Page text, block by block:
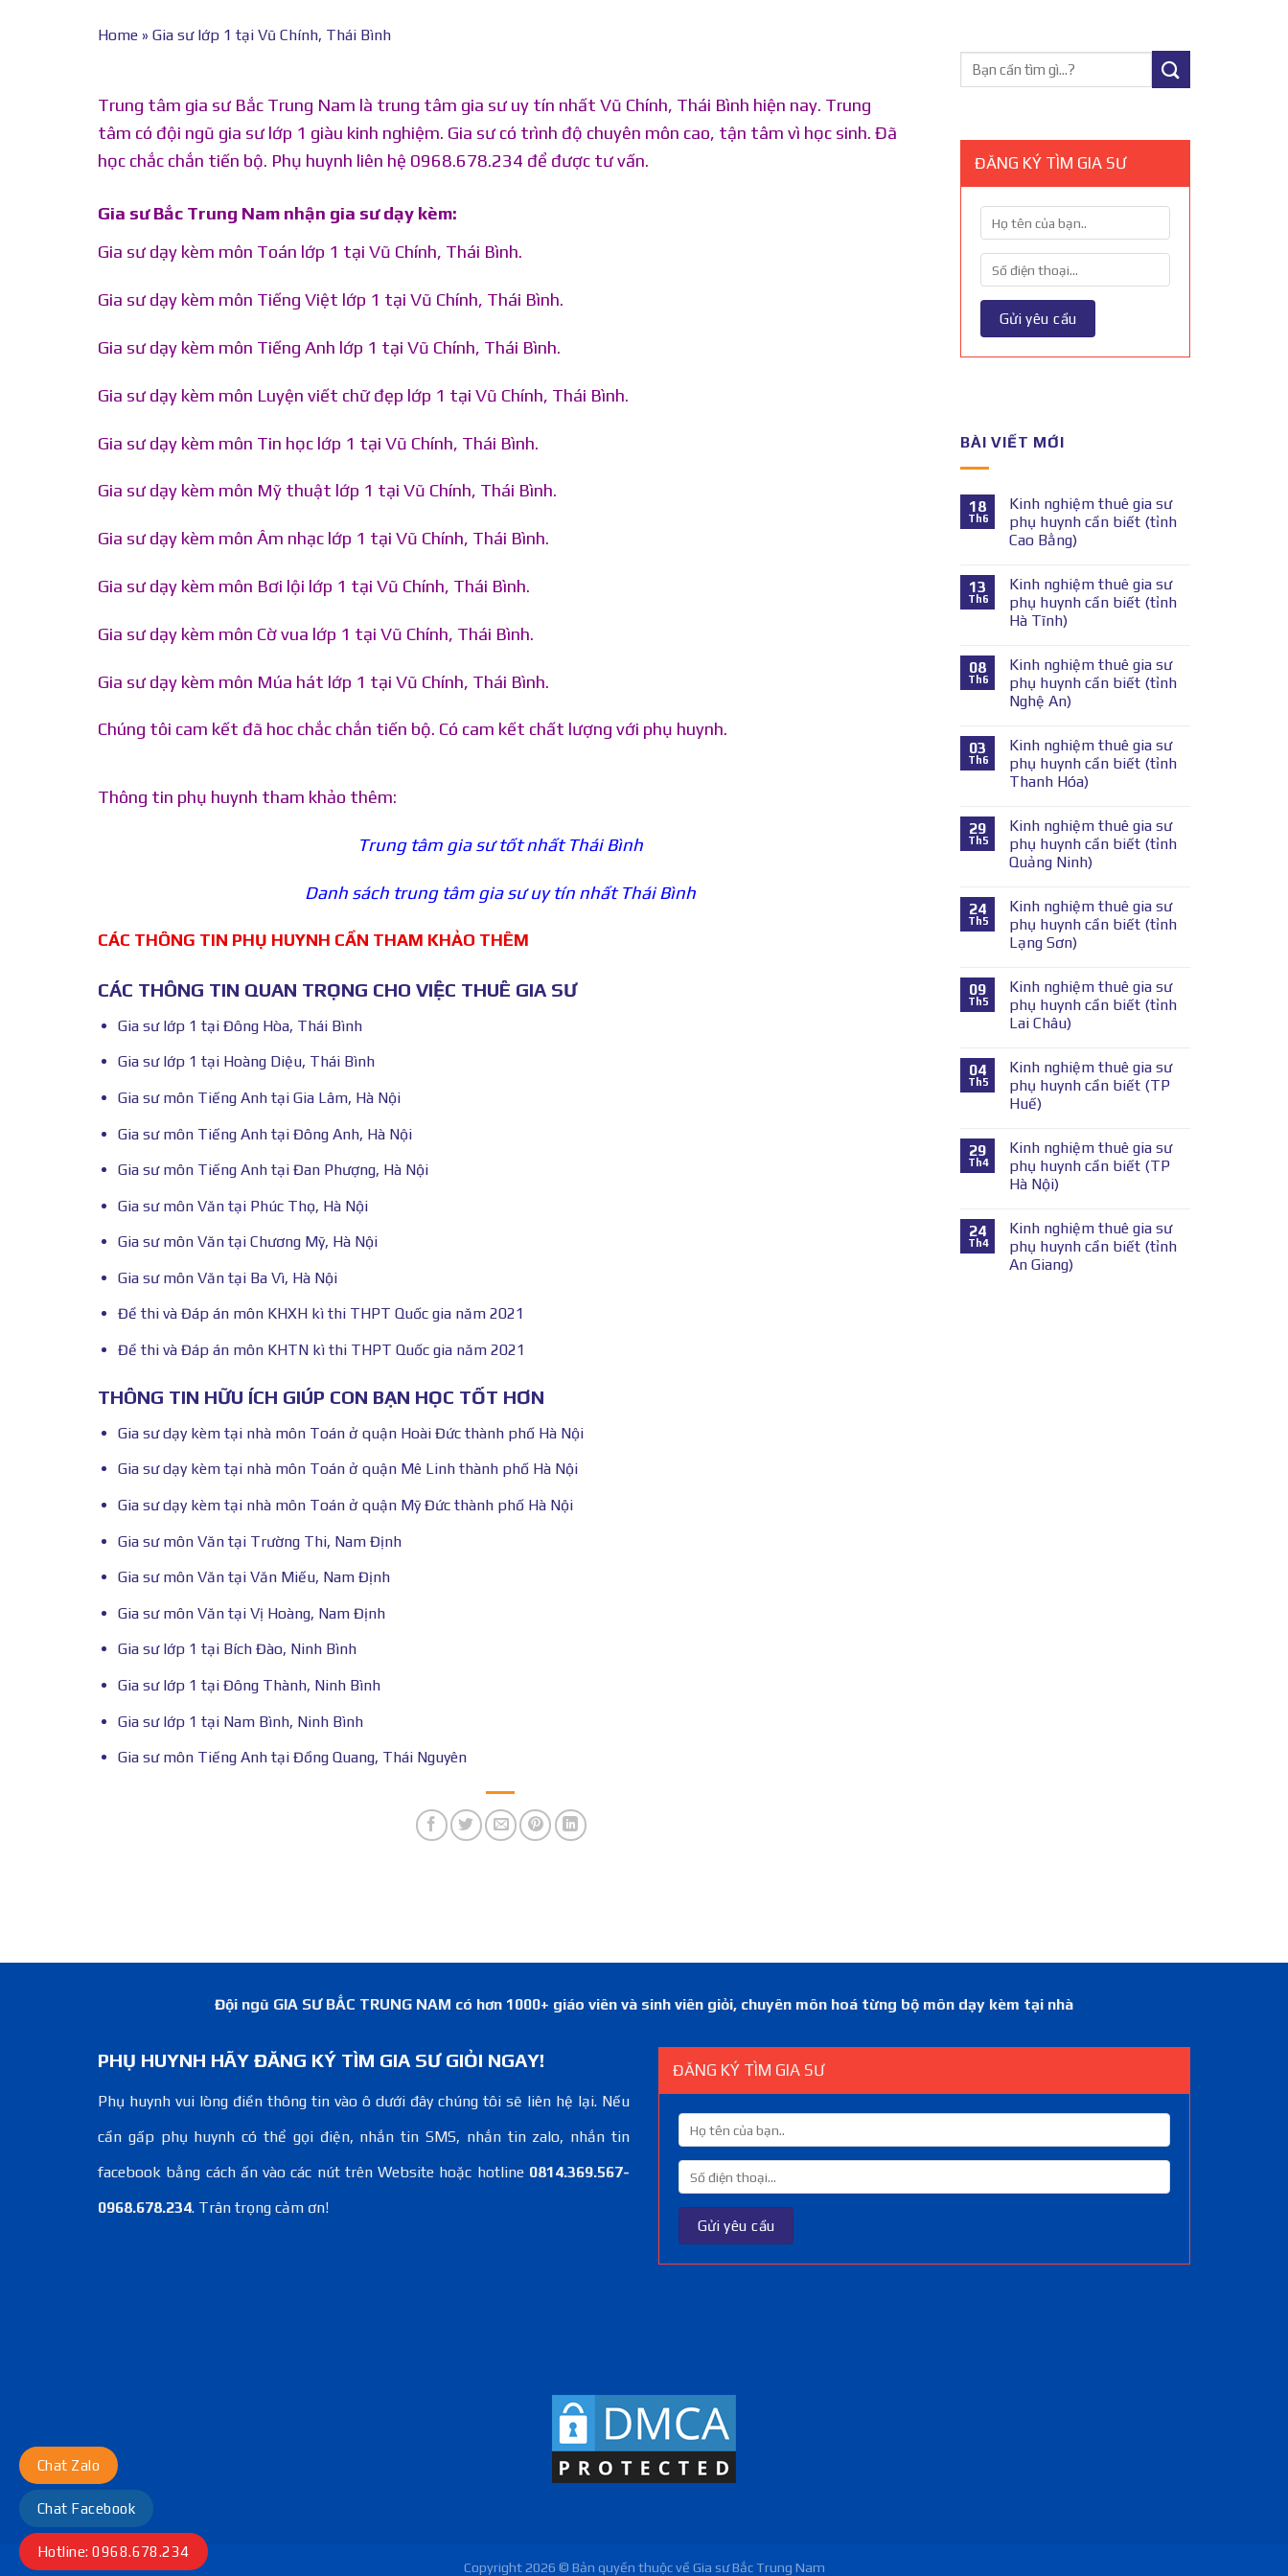
Home » Gia sư lớp 1 tại Vũ Chính, Thái Bình
Trung tâm gia sư Bắc Trung Nam là trung tâm gia sư uy tín nhất Vũ Chính, Thái Bình hiện nay. Trung
tâm có đội ngũ gia sư lớp 1 giàu kinh nghiệm. Gia sư có trình độ chuyên môn cao, tận tâm vì học sinh. Đã
học chắc chắn tiến bộ. Phụ huynh liên hệ 0968.678.234 để được tư vấn.
Gia sư Bắc Trung Nam nhận gia sư dạy kèm:
Gia sư dạy kèm môn Toán lớp 1 tại Vũ Chính, Thái Bình.
Gia sư dạy kèm môn Tiếng Việt lớp 1 tại Vũ Chính, Thái Bình.
Gia sư dạy kèm môn Tiếng Anh lớp 1 tại Vũ Chính, Thái Bình.
Gia sư dạy kèm môn Luyện viết chữ đẹp lớp 1 tại Vũ Chính, Thái Bình.
Gia sư dạy kèm môn Tin học lớp 1 tại Vũ Chính, Thái Bình.
Gia sư dạy kèm môn Mỹ thuật lớp 1 tại Vũ Chính, Thái Bình.
Gia sư dạy kèm môn Âm nhạc lớp 1 tại Vũ Chính, Thái Bình.
Gia sư dạy kèm môn Bơi lội lớp 1 tại Vũ Chính, Thái Bình.
Gia sư dạy kèm môn Cờ vua lớp 1 tại Vũ Chính, Thái Bình.
Gia sư dạy kèm môn Múa hát lớp 1 tại Vũ Chính, Thái Bình.
Chúng tôi cam kết đã hoc chắc chắn tiến bộ. Có cam kết chất lượng với phụ huynh.
Thông tin phụ huynh tham khảo thêm:
Trung tâm gia sư tốt nhất Thái Bình
Danh sách trung tâm gia sư uy tín nhất Thái Bình
CÁC THÔNG TIN PHỤ HUYNH CẦN THAM KHẢO THÊM
CÁC THÔNG TIN QUAN TRỌNG CHO VIỆC THUÊ GIA SƯ
Gia sư lớp 1 tại Đông Hòa, Thái Bình
Gia sư lớp 1 tại Hoàng Diệu, Thái Bình
Gia sư môn Tiếng Anh tại Gia Lâm, Hà Nội
Gia sư môn Tiếng Anh tại Đông Anh, Hà Nội
Gia sư môn Tiếng Anh tại Đan Phượng, Hà Nội
Gia sư môn Văn tại Phúc Thọ, Hà Nội
Gia sư môn Văn tại Chương Mỹ, Hà Nội
Gia sư môn Văn tại Ba Vì, Hà Nội
Đề thi và Đáp án môn KHXH kì thi THPT Quốc gia năm 2021
Đề thi và Đáp án môn KHTN kì thi THPT Quốc gia năm 2021
THÔNG TIN HỮU ÍCH GIÚP CON BẠN HỌC TỐT HƠN
Gia sư dạy kèm tại nhà môn Toán ở quận Hoài Đức thành phố Hà Nội
Gia sư dạy kèm tại nhà môn Toán ở quận Mê Linh thành phố Hà Nội
Gia sư dạy kèm tại nhà môn Toán ở quận Mỹ Đức thành phố Hà Nội
Gia sư môn Văn tại Trường Thi, Nam Định
Gia sư môn Văn tại Văn Miếu, Nam Định
Gia sư môn Văn tại Vị Hoàng, Nam Định
Gia sư lớp 1 tại Bích Đào, Ninh Bình
Gia sư lớp 1 tại Đông Thành, Ninh Bình
Gia sư lớp 1 tại Nam Bình, Ninh Bình
Gia sư môn Tiếng Anh tại Đồng Quang, Thái Nguyên
ĐĂNG KÝ TÌM GIA SƯ
BÀI VIẾT MỚI
18
Th6
Kinh nghiệm thuê gia sư
phụ huynh cần biết (tỉnh
Cao Bằng)
13
Th6
Kinh nghiệm thuê gia sư
phụ huynh cần biết (tỉnh
Hà Tĩnh)
08
Th6
Kinh nghiệm thuê gia sư
phụ huynh cần biết (tỉnh
Nghệ An)
03
Th6
Kinh nghiệm thuê gia sư
phụ huynh cần biết (tỉnh
Thanh Hóa)
29
Th5
Kinh nghiệm thuê gia sư
phụ huynh cần biết (tỉnh
Quảng Ninh)
24
Th5
Kinh nghiệm thuê gia sư
phụ huynh cần biết (tỉnh
Lạng Sơn)
09
Th5
Kinh nghiệm thuê gia sư
phụ huynh cần biết (tỉnh
Lai Châu)
04
Th5
Kinh nghiệm thuê gia sư
phụ huynh cần biết (TP
Huế)
29
Th4
Kinh nghiệm thuê gia sư
phụ huynh cần biết (TP
Hà Nội)
24
Th4
Kinh nghiệm thuê gia sư
phụ huynh cần biết (tỉnh
An Giang)
Đội ngũ GIA SƯ BẮC TRUNG NAM có hơn 1000+ giáo viên và sinh viên giỏi, chuyên môn hoá từng bộ môn dạy kèm tại nhà
PHỤ HUYNH HÃY ĐĂNG KÝ TÌM GIA SƯ GIỎI NGAY!
Phụ huynh vui lòng điền thông tin vào ô dưới đây chúng tôi sẽ liên hệ lại. Nếu
cần gấp phụ huynh có thể gọi điện, nhắn tin SMS, nhắn tin zalo, nhắn tin
facebook bằng cách ấn vào các nút trên Website hoặc hotline 0814.369.567-
0968.678.234. Trân trọng cảm ơn!
ĐĂNG KÝ TÌM GIA SƯ
Copyright 2026 © Bản quyền thuộc về Gia sư Bắc Trung Nam
Chat Zalo
Chat Facebook
Hotline: 0968.678.234